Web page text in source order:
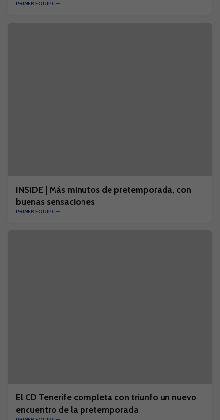
PRIMER EQUIPO
INSIDE | Más minutos de pretemporada, con
buenas sensaciones
PRIMER EQUIPO
El CD Tenerife completa con triunfo un nuevo
encuentro de la pretemporada